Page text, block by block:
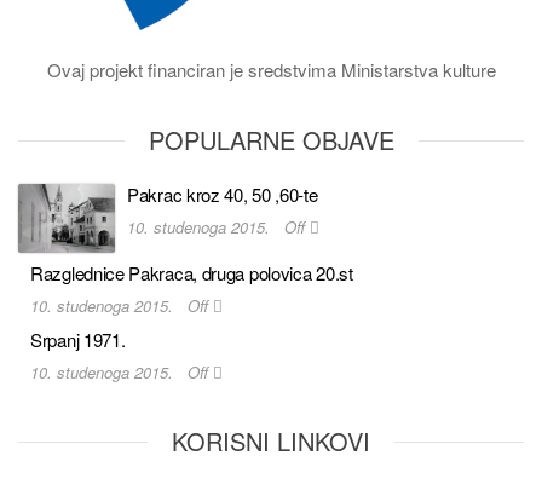
Ovaj projekt financiran je sredstvima Ministarstva kulture
POPULARNE OBJAVE
Pakrac kroz 40, 50 ,60-te
10. studenoga 2015. Off
Razglednice Pakraca, druga polovica 20.st
10. studenoga 2015. Off
Srpanj 1971.
10. studenoga 2015. Off
KORISNI LINKOVI